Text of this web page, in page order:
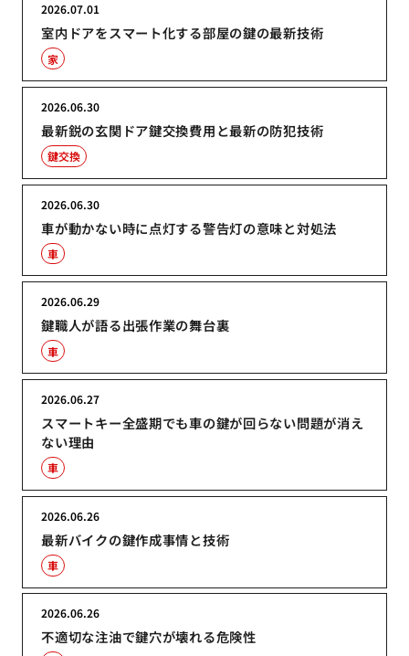
室内ドアをスマート化する部屋の鍵の最新技術
2026.07.01
家
最新鋭の玄関ドア鍵交換費用と最新の防犯技術
2026.06.30
鍵交換
車が動かない時に点灯する警告灯の意味と対処法
2026.06.30
車
鍵職人が語る出張作業の舞台裏
2026.06.29
車
スマートキー全盛期でも車の鍵が回らない問題が消え
ない理由
2026.06.27
車
最新バイクの鍵作成事情と技術
2026.06.26
車
不適切な注油で鍵穴が壊れる危険性
2026.06.26